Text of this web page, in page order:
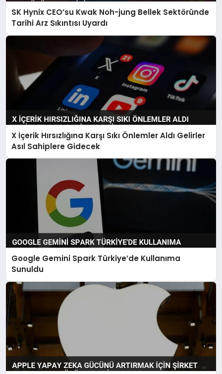
SK Hynix CEO’su Kwak Noh-jung Bellek Sektöründe
Tarihi Arz Sıkıntısı Uyardı
X İçerik Hırsızlığına Karşı Sıkı Önlemler Aldı Gelirler
Asıl Sahiplere Gidecek
Google Gemini Spark Türkiye’de Kullanıma
Sunuldu